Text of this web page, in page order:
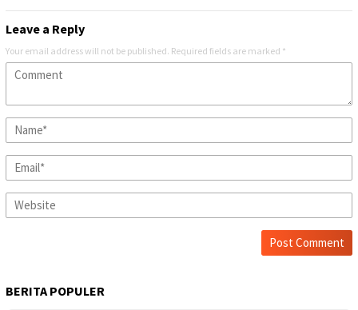
Leave a Reply
Your email address will not be published. Required fields are marked *
BERITA POPULER